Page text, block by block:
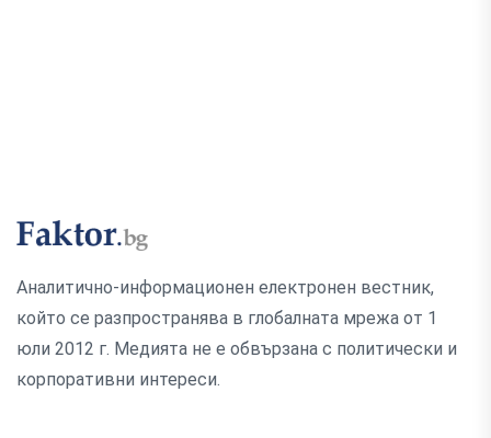
Аналитично-информационен електронен вестник,
който се разпространява в глобалната мрежа от 1
юли 2012 г. Медията не е обвързана с политически и
корпоративни интереси.